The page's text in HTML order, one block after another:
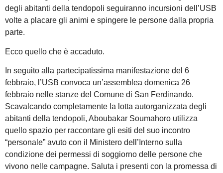
degli abitanti della tendopoli seguiranno incursioni dell’USB
volte a placare gli animi e spingere le persone dalla propria
parte.
Ecco quello che è accaduto.
In seguito alla partecipatissima manifestazione del 6
febbraio, l’USB convoca un’assemblea domenica 26
febbraio nelle stanze del Comune di San Ferdinando.
Scavalcando completamente la lotta autorganizzata degli
abitanti della tendopoli, Aboubakar Soumahoro utilizza
quello spazio per raccontare gli esiti del suo incontro
“personale” avuto con il Ministero dell’Interno sulla
condizione dei permessi di soggiorno delle persone che
vivono nelle campagne. Saluta i presenti con la promessa di